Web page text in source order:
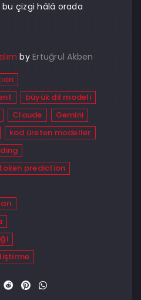
bu çizgi hâlâ orada
by Ertuğrul Akben
büyük dil modeli
Claude
Gemini
kod üreten modeller
token prediction